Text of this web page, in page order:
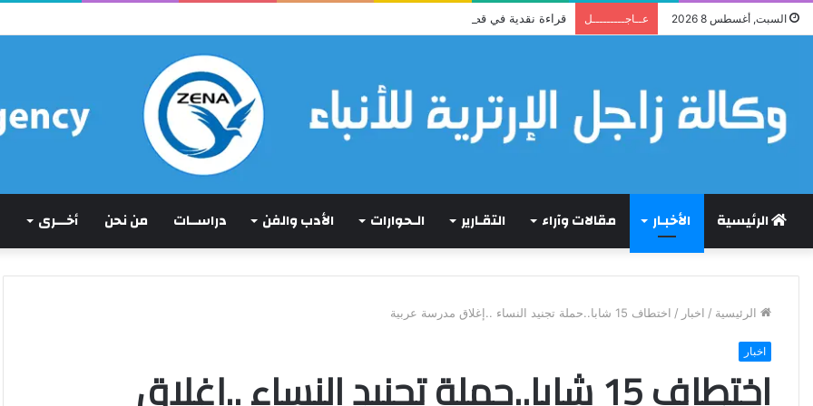
السبت, أغسطس 8 2026 عــاجـــــــــل قراءة نقدية في قصيدة إرترية : (ما كان لم يكن!)
الرئيسية الأخبـار مقالات وآراء التقـارير الـحوارات الأدب والفن دراســات من نحن أخـــرى
الرئيسية / اخبار / اختطاف 15 شابا..حملة تجنيد النساء ..إغلاق مدرسة عربية
اخبار
اختطاف 15 شابا..حملة تجنيد النساء ..إغلاق